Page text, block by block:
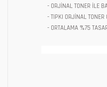
- ORJİNAL TONER İLE
- TIPKI ORJİNAL TONER
- ORTALAMA %75